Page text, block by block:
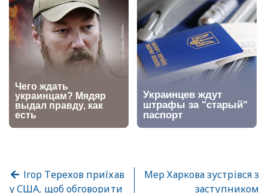
Ігор Терехов приїхав
у США, щоб обговорити
Мер Харкова зустрівся з
заступником